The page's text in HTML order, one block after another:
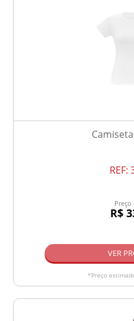
REF:
Preço
R$
VER
*Preço